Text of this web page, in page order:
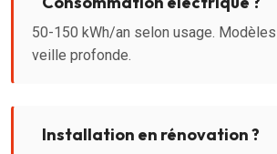
50-150 kWh/an selon usage.
veille profonde.
Installation en rénovation ?